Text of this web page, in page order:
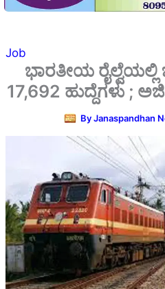
Job
ಭಾರತೀಯ
17,692 ಹುದ್ದೆಗಳು ;
ByJanaspandhan